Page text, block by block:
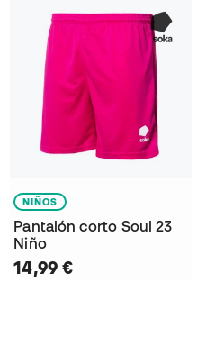
NIÑOS
Pantalón corto Soul 23
Niño
14,99 €